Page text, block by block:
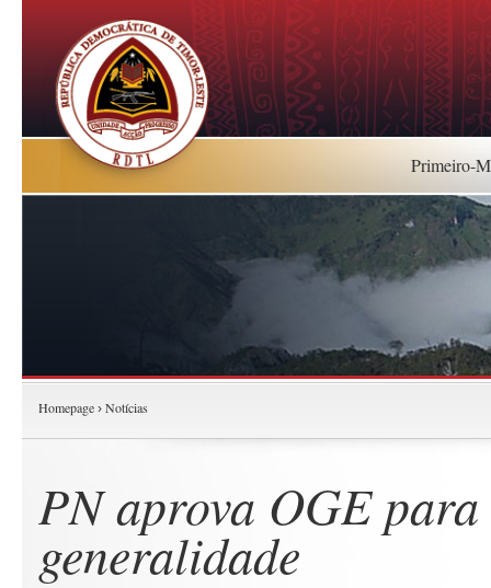
Primeiro-
Homepage › Notícias
PN aprova OGE
generalidade